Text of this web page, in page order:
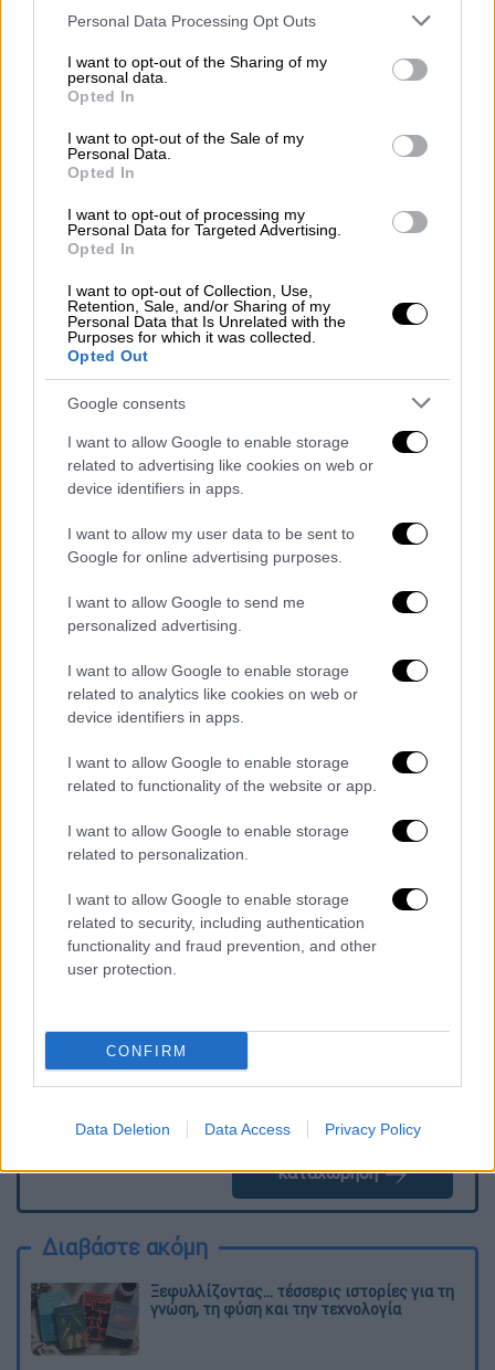
Please note that this website/app uses one or more Google
not limited to your visit or usage behaviour. You may click to
grant or deny consent to Google and its third-party tags to
use your data for below specified purposes in below Google
consent section.
Personal Data Processing Opt Outs
I want to opt-out of the Sharing of my
personal data.
Opted In
I want to opt-out of the Sale of my
Personal Data.
Opted In
I want to opt-out of processing my
Personal Data for Targeted Advertising.
Opted In
I want to opt-out of Collection, Use,
Retention, Sale, and/or Sharing of my
Personal Data that Is Unrelated with the
Purposes for which it was collected.
Opted Out
Google consents
I want to allow Google to enable storage
related to advertising like cookies on web or
device identifiers in apps.
I want to allow my user data to be sent to
Google for online advertising purposes.
I want to allow Google to send me
personalized advertising.
I want to allow Google to enable storage
related to analytics like cookies on web or
device identifiers in apps.
I want to allow Google to enable storage
related to functionality of the website or app.
I want to allow Google to enable storage
related to personalization.
I want to allow Google to enable storage
related to security, including authentication
functionality and fraud prevention, and other
user protection.
CONFIRM
Data Deletion Data Access Privacy Policy
Ελλάδα|09.02.2024 16:21
αγροτών που θα συναντήσει τον
Μητσοτάκη την Τρίτη
Ελλάδα|09.02.2024 08:55
τελευταία λόγια του Γιαλιά - Πού
στρέφονται οι έρευνες
Εμπλέκεται ο κρεοπώλης σε
κύκλωμα αρχαιοκαπηλίας;
Την ίδια ώρα, οι Αρχές ανέκτησαν
μηνύματα
που είχαν διαγραφεί από το κινητό του
κρεοπώληκαι παραπέμπουν σε
αρχαιοκαπηλία .
Ο κρεοπώλης είχε επικοινωνήσει με
άτομα, με τα οποία μιλούσε για
λαθρανασκαφές, παράνομα ευρήματα
τρόπους πώλησης αρχαίων αντικειμένων.
Τα πρόσωπα αυτά με τα οποία είχε
συνομιλίες ο κρεοπώλης θ
κατάθεσηκαι είναι δεδομένο ότι τα κινητά
τους θα κατασχεθούν για περαιτέρω
έρευνες.
Τα σχολιά σας δημοσιεύονται άμεσα με δική σας ευθύνη. Το
ΕΘΝΟΣ θα παρεμβαίνει και τα προσβλητικά σχόλια θα
διαγράφονται
καταχώρηση
Διαβάστε ακόμη
Ξεφυλλίζοντας... τέσσερις ιστορίες για τη
γνώση, τη φύση και την τεχνολογία